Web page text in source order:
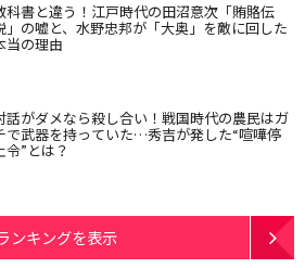
科書と違う！江戸時代の田沼意次「賄賂伝
」の嘘と、水野忠邦が「大奥」を敵に回した
当の理由
話がダメなら殺し合い！戦国時代の農民はガ
で武器を持っていた…秀吉が発した“喧嘩停
令”とは？
ンキングを表示